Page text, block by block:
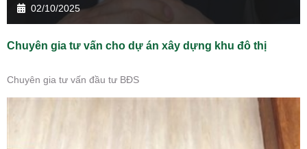
02/10/2025
Chuyên gia tư vấn cho dự án xây dựng khu đô thị
Chuyên gia tư vấn đầu tư BĐS